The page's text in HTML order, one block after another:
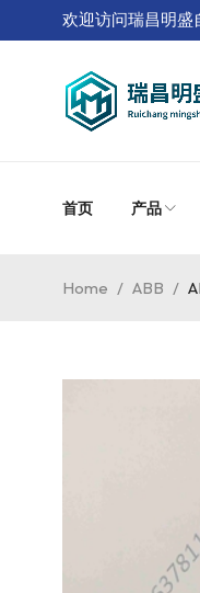
欢迎访问瑞昌明盛
首页 产品
Home / ABB /